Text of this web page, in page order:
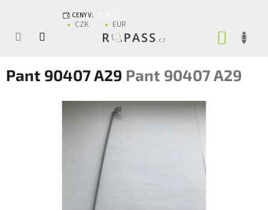
CENY V:
CZK EUR
Pant 90407 A29 Pant 90407 A29